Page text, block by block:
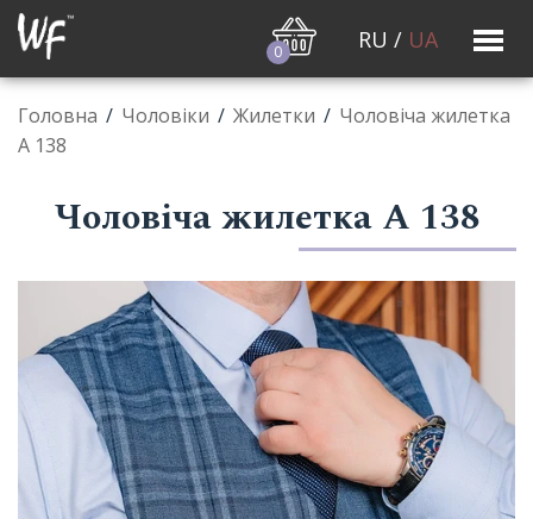
0 RU / UA
Головна / Чоловiки / Жилетки / Чоловіча жилетка
А 138
Чоловіча жилетка А 138